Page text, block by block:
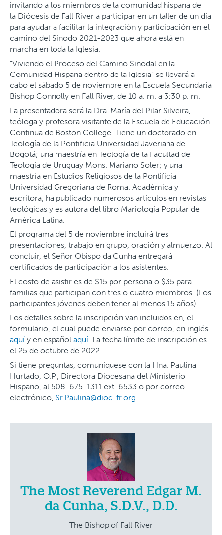
invitando a los miembros de la comunidad hispana de
la Diócesis de Fall River a participar en un taller de un día
para ayudar a facilitar la integración y participación en el
camino del Sínodo 2021-2023 que ahora está en
marcha en toda la Iglesia.
“Viviendo el Proceso del Camino Sinodal en la
Comunidad Hispana dentro de la Iglesia” se llevará a
cabo el sábado 5 de noviembre en la Escuela Secundaria
Bishop Connolly en Fall River, de 10 a. m. a 3:30 p. m.
La presentadora será la Dra. María del Pilar Silveira,
teóloga y profesora visitante de la Escuela de Educación
Continua de Boston College. Tiene un doctorado en
Teología de la Pontificia Universidad Javeriana de
Bogotá; una maestría en Teología de la Facultad de
Teología de Uruguay Mons. Mariano Soler; y una
maestría en Estudios Religiosos de la Pontificia
Universidad Gregoriana de Roma. Académica y
escritora, ha publicado numerosos artículos en revistas
teológicas y es autora del libro Mariología Popular de
América Latina.
El programa del 5 de noviembre incluirá tres
presentaciones, trabajo en grupo, oración y almuerzo. Al
concluir, el Señor Obispo da Cunha entregará
certificados de participación a los asistentes.
El costo de asistir es de $15 por persona o $35 para
familias que participan con tres o cuatro miembros. (Los
participantes jóvenes deben tener al menos 15 años).
Los detalles sobre la inscripción van incluidos en, el
formulario, el cual puede enviarse por correo, en inglés
aquí y en español aquí. La fecha límite de inscripción es
el 25 de octubre de 2022.
Si tiene preguntas, comuníquese con la Hna. Paulina
Hurtado, O.P., Directora Diocesana del Ministerio
Hispano, al 508-675-1311 ext. 6533 o por correo
electrónico, Sr.Paulina@dioc-fr.org.
The Most Reverend Edgar M.
da Cunha, S.D.V., D.D.
The Bishop of Fall River